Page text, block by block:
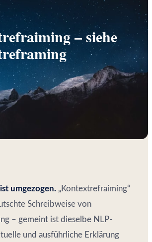
– siehe
umgezogen. „Kontextrefraiming“
Schreibweise von
– gemeint ist dieselbe NLP-
und ausführliche Erklärung